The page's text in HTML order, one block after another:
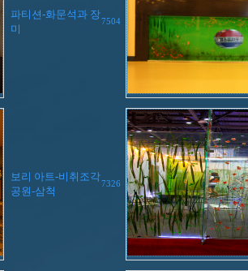
파티션-화문석과 장
미
7504
보리 아트-비취조각
공원-삼척
7326